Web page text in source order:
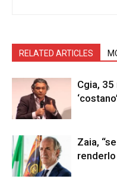
RELATED ARTICLES
Cgia, 35
Zaia,
renderlo